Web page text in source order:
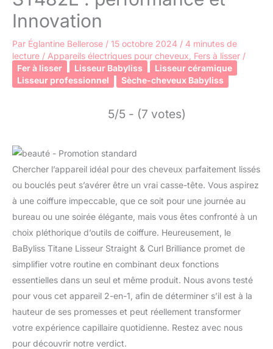
Innovation
Par Églantine Bellerose / 15 octobre 2024 / 4 minutes de
lecture / Appareils électriques pour cheveux, Fers à lisser /
Fer à lisser
Lisseur Babyliss
Lisseur céramique
Lisseur professionnel
Sèche-cheveux Babyliss
5/5 - (7 votes)
Chercher l’appareil idéal pour des cheveux parfaitement lissés
ou bouclés peut s’avérer être un vrai casse-tête. Vous aspirez
à une coiffure impeccable, que ce soit pour une journée au
bureau ou une soirée élégante, mais vous êtes confronté à un
choix pléthorique d’outils de coiffure. Heureusement, le
BaByliss Titane Lisseur Straight & Curl Brilliance promet de
simplifier votre routine en combinant deux fonctions
essentielles dans un seul et même produit. Nous avons testé
pour vous cet appareil 2-en-1, afin de déterminer s’il est à la
hauteur de ses promesses et peut réellement transformer
votre expérience capillaire quotidienne. Restez avec nous
pour découvrir notre verdict.